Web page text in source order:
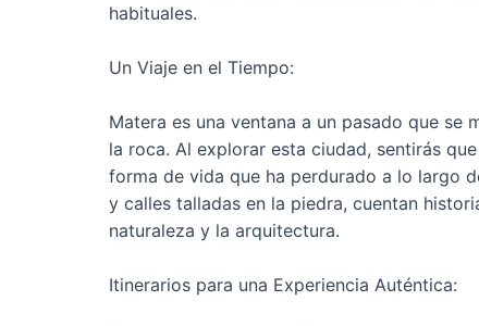
habituales.
Un Viaje en el Tiempo:
Matera es una ventana a un pasado que se
la roca. Al explorar esta ciudad, sentirás
forma de vida que ha perdurado a lo largo
y calles talladas en la piedra, cuentan
naturaleza y la arquitectura.
Itinerarios para una Experiencia Auténtica: